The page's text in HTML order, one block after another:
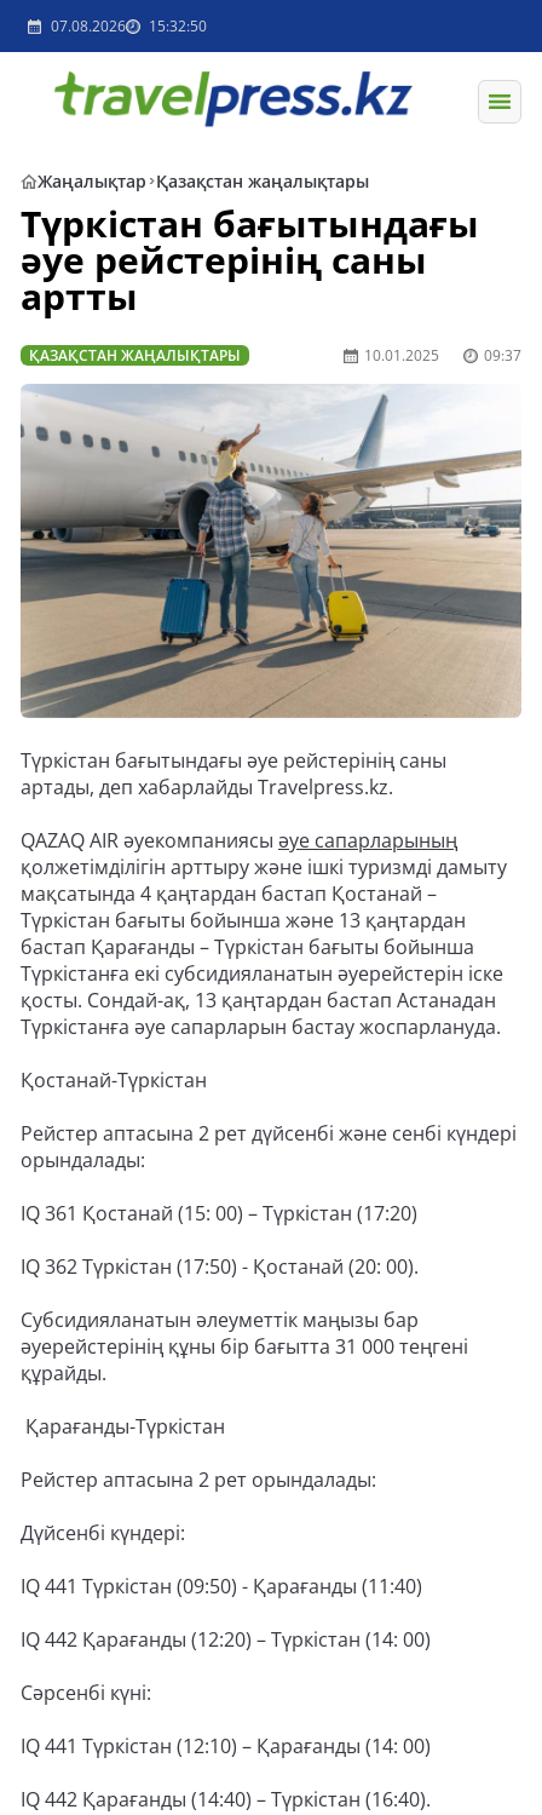
07.08.2026 15:32:50
Жаңалықтар Қазақстан жаңалықтары
Түркістан бағытындағы
әуе рейстерінің саны
артты
ҚАЗАҚСТАН ЖАҢАЛЫҚТАРЫ 10.01.2025 09:37
Түркістан бағытындағы әуе рейстерінің саны
артады, деп хабарлайды Travelpress.kz.
QAZAQ AIR әуекомпаниясы әуе сапарларының
қолжетімділігін арттыру және ішкі туризмді дамыту
мақсатында 4 қаңтардан бастап Қостанай –
Түркістан бағыты бойынша және 13 қаңтардан
бастап Қарағанды – Түркістан бағыты бойынша
Түркістанға екі субсидияланатын әуерейстерін іске
қосты. Сондай-ақ, 13 қаңтардан бастап Астанадан
Түркістанға әуе сапарларын бастау жоспарлануда.
Қостанай-Түркістан
Рейстер аптасына 2 рет дүйсенбі және сенбі күндері
орындалады:
IQ 361 Қостанай (15: 00) – Түркістан (17:20)
IQ 362 Түркістан (17:50) - Қостанай (20: 00).
Субсидияланатын әлеуметтік маңызы бар
әуерейстерінің құны бір бағытта 31 000 теңгені
құрайды.
Қарағанды-Түркістан
Рейстер аптасына 2 рет орындалады:
Дүйсенбі күндері:
IQ 441 Түркістан (09:50) - Қарағанды (11:40)
IQ 442 Қарағанды (12:20) – Түркістан (14: 00)
Сәрсенбі күні:
IQ 441 Түркістан (12:10) – Қарағанды (14: 00)
IQ 442 Қарағанды (14:40) – Түркістан (16:40).